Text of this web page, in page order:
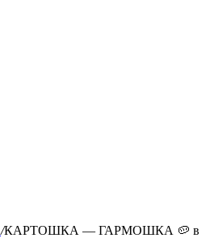
/КАРТОШКА — ГАРМОШКА 🥔 в